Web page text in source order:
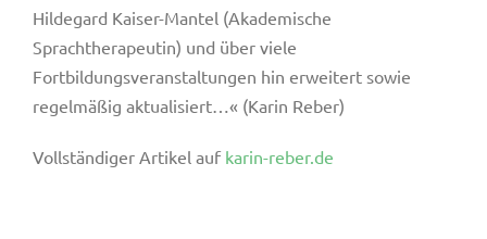
Hildegard Kaiser-Mantel (Akademische
Sprachtherapeutin) und über viele
Fortbildungsveranstaltungen hin erweitert sowie
regelmäßig aktualisiert…« (Karin Reber)
Vollständiger Artikel auf karin-reber.de